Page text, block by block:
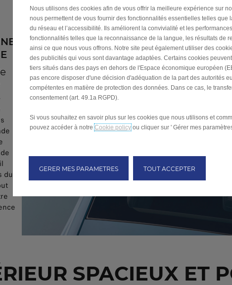
du
SPACIEUX ET
Nous utilisons des cookies afin de vous offrir la meilleure expérience sur
nous permettent de vous fournir des fonctionnalités essentielles telles que
du réseau et l’accessibilité. Ils améliorent la convivialité et les
fonctionnalités telles que la reconnaissance de la langue, les résultats de
ainsi ce que nous vous offrons. Notre site peut également utiliser des
des publicités qui vous sont davantage adaptées. Certains cookies
tiers situés dans des pays en dehors de l'Espace économique européen
pas encore disposer d'une décision d'adéquation de la part des autorités
compétentes en matière de protection des données. Dans ce cas, le
consentement (art. 49.1a RGPD).
Si vous souhaitez en savoir plus sur les cookies que nous utilisons et
pouvez accéder à notreCookie policyou cliquer sur ' Gérer mes
GERER MES PARAMETRES TOUT ACCEPTER